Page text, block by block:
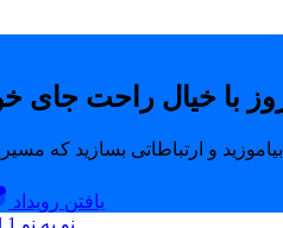
یافتن رویداد